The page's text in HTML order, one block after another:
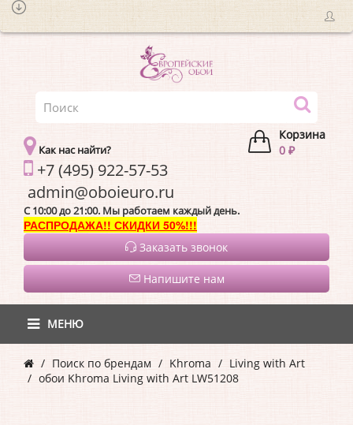
Корзина
0 ₽
Как нас найти?
+7 (495) 922-57-53
C 10:00 до 21:00. Мы работаем каждый день.
РАСПРОДАЖА!! СКИДКИ 50%!!!
Заказать звонок
Напишите нам
МЕНЮ
Поиск по брендам Khroma
Living with Art
обои Khroma Living with Art LW51208